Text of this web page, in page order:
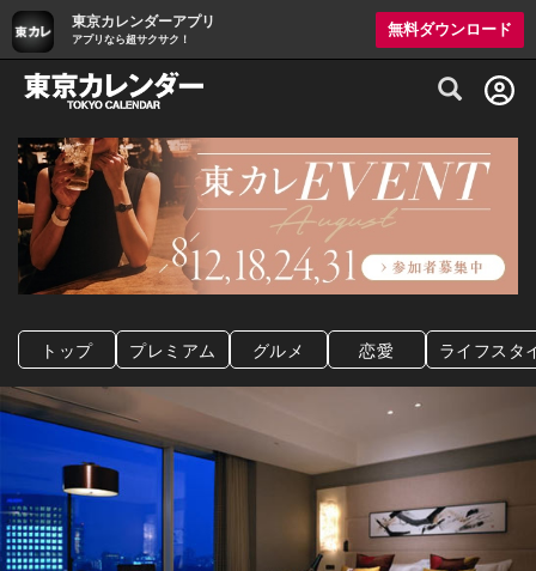
東京カレンダーアプリ
アプリなら超サクサク！
無料ダウンロード
グルメ情報・プレミアムレストラン予約
トップ プレミアム グルメ 恋愛 ライフスタ